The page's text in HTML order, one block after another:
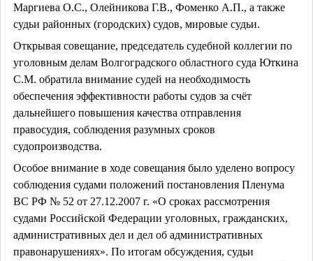
Маргиева О.С., Олейникова Г.В., Фоменко А.П., а также
судьи районных (городских) судов, мировые судьи.
Открывая совещание, председатель судебной коллегии по
уголовным делам Волгоградского областного суда Юткина
С.М. обратила внимание судей на необходимость
обеспечения эффективности работы судов за счёт
дальнейшего повышения качества отправления
правосудия, соблюдения разумных сроков
судопроизводства.
Особое внимание в ходе совещания было уделено вопросу
соблюдения судами положений постановления Пленума
ВС РФ № 52 от 27.12.2007 г. «О сроках рассмотрения
судами Российской Федерации уголовных, гражданских,
административных дел и дел об административных
правонарушениях». По итогам обсуждения, судьи